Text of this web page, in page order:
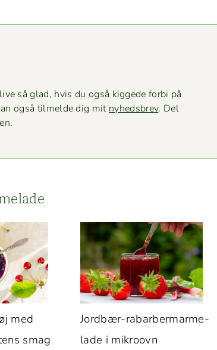
så glad, hvis du også kiggede for­bi på
også tilmelde dig mit nyheds­brev. Del
med
smag
Jord­bær-rabar­ber­­marme­
lade i mikroovn